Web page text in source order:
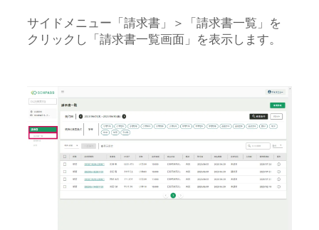
サイドメニュー「請求書」＞「請求書一覧」を
クリックし「請求書一覧画面」を表示します。